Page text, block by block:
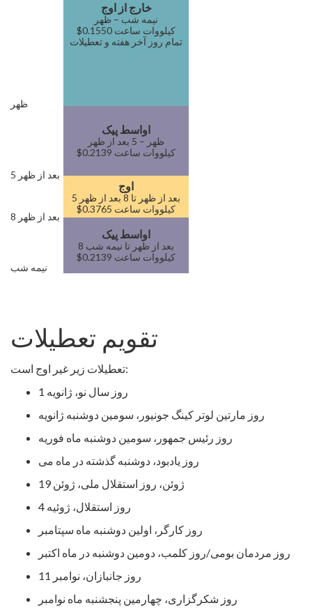
ظهر
5 بعد از ظهر
8 بعد از ظهر
نیمه شب
خارج از اوج
نیمه شب – ظهر
$0.1550 کیلووات ساعت
تمام روز آخر هفته و تعطیلات
اواسط پیک
ظهر – 5 بعد از ظهر
$0.2139 کیلووات ساعت
اوج
5 بعد از ظهر تا 8 بعد از ظهر
$0.3765 کیلووات ساعت
اواسط پیک
8 بعد از ظهر تا نیمه شب
$0.2139 کیلووات ساعت
تقویم تعطیلات
تعطیلات زیر غیر اوج است:
روز سال نو، ژانویه 1
روز مارتین لوتر کینگ جونیور، سومین دوشنبه ژانویه
روز رئیس جمهور، سومین دوشنبه ماه فوریه
روز یادبود، دوشنبه گذشته در ماه می
ژوئن، روز استقلال ملی، ژوئن 19
روز استقلال، ژوئیه 4
روز کارگر، اولین دوشنبه ماه سپتامبر
روز مردمان بومی/روز کلمب، دومین دوشنبه در ماه اکتبر
روز جانبازان، نوامبر 11
روز شکرگزاری، چهارمین پنجشنبه ماه نوامبر